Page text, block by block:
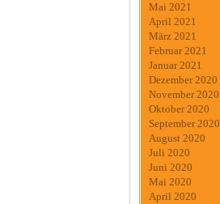
Mai 2021
April 2021
März 2021
Februar 2021
Januar 2021
Dezember 2020
November 2020
Oktober 2020
September 2020
August 2020
Juli 2020
Juni 2020
Mai 2020
April 2020